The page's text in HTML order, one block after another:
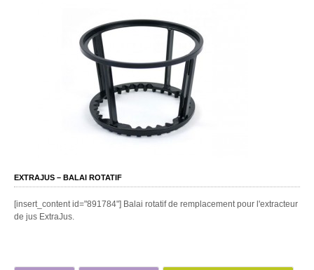
EXTRAJUS – BALAI ROTATIF
[insert_content id="891784"] Balai rotatif de remplacement pour l'extracteur
de jus ExtraJus.